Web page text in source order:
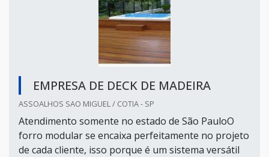
EMPRESA DE DECK DE MADEIRA
ASSOALHOS SAO MIGUEL / COTIA - SP
Atendimento somente no estado de São PauloO
forro modular se encaixa perfeitamente no projeto
de cada cliente, isso porque é um sistema versátil